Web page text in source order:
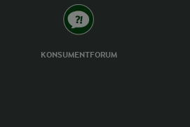
KONSUMENTFORUM